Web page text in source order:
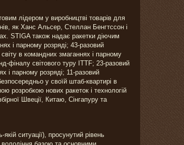
лідером у виробництві товарів для
як Ханс Альсер, Стеллан Бенгтссон і
STIGA також надає ракетки діючим
і парному розряді; 43-разовий
в командних змаганнях і парному
фіналу світового туру ITTF; 23-разовий
і парному розряді; 11-разовий
у своїй штаб-квартирі в
розробкою нових ракеток і технологій
Швеції, Китаю, Сінгапуру та
ситуації), просунутий рівень